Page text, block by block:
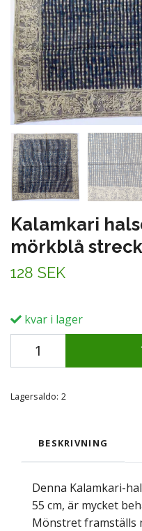
Kalamkari
mörkblå streck
128 SEK
kvar i lager
Lagersaldo: 2
BESKRIVNING
Denna Kalamkari-
55 cm, är mycket
Mönstret framställs